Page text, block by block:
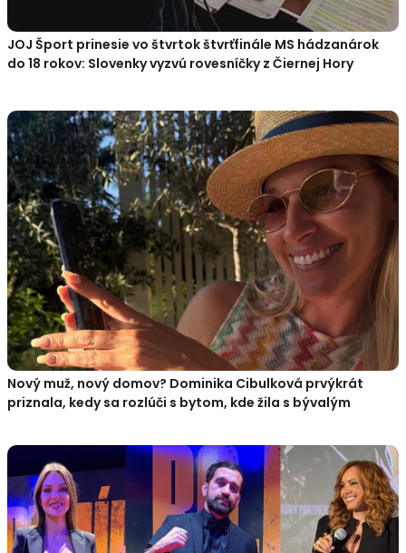
JOJ Šport prinesie vo štvrtok štvrťfinále MS hádzanárok
do 18 rokov: Slovenky vyzvú rovesníčky z Čiernej Hory
Nový muž, nový domov? Dominika Cibulková prvýkrát
priznala, kedy sa rozlúči s bytom, kde žila s bývalým